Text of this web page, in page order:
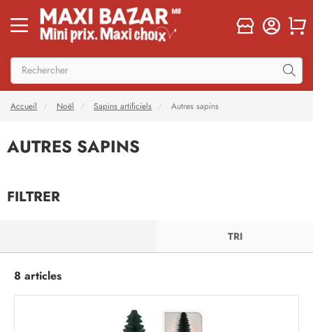
Accueil Noël Sapins artificiels Autres sapins
AUTRES SAPINS
FILTRER
TRI
8 articles